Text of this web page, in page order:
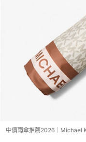
中價雨傘推薦2026｜Michael